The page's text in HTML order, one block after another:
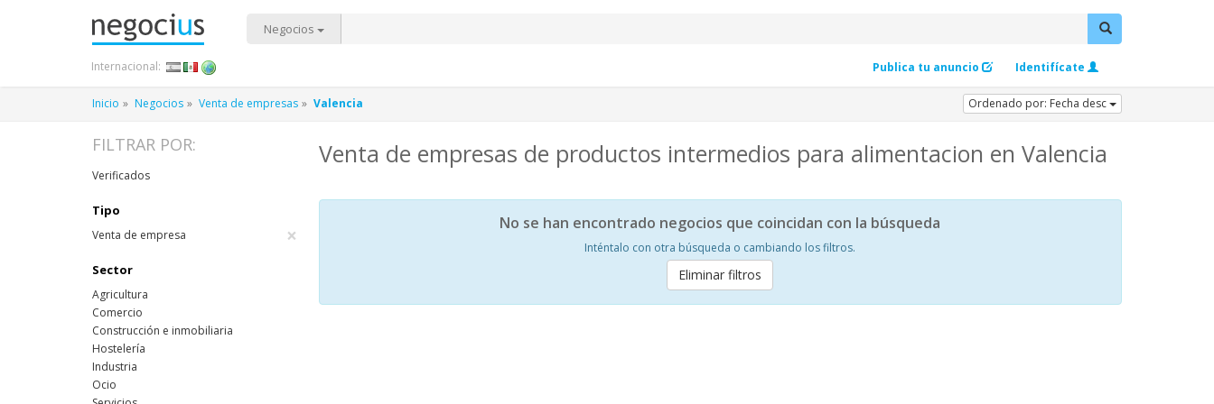
Negocios
Publica tu anuncio Identifícate
Internacional:
Inicio Negocios Venta de empresas Valencia Ordenado por: Fecha desc
Venta de empresas de productos intermedios para alimentacion en Valencia
No se han encontrado negocios que coincidan con la búsqueda
Inténtalo con otra búsqueda o cambiando los filtros.
Eliminar filtros
FILTRAR POR:
Verificados
Tipo
Venta de empresa ×
Sector
Agricultura
Comercio
Construcción e inmobiliaria
Hostelería
Industria
Ocio